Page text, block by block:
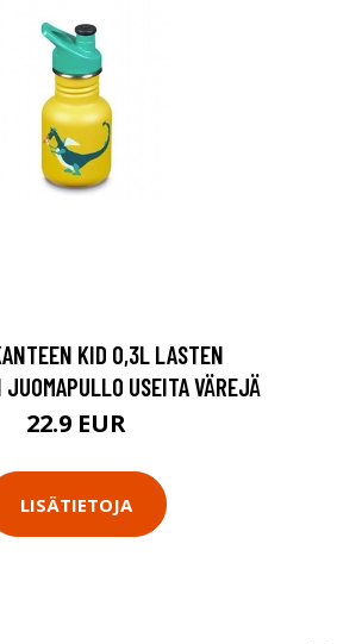
KID 0,3L LASTEN
USEITA VÄREJÄ
22.9 EUR
LISÄTIETOJA